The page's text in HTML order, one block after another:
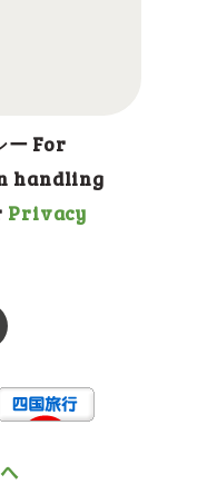
ー For
handling
Privacy